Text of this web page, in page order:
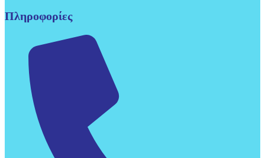
Πληροφορίες